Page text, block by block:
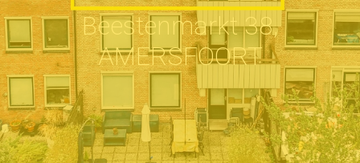
Beestenmarkt 38,
AMERSFOORT